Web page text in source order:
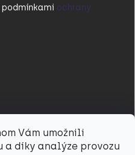
Vám umožnili
díky analýze provozu
podmínkami ochrany